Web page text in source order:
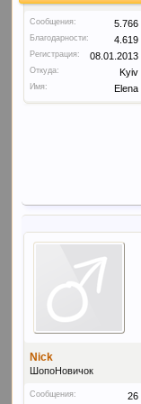
Сообщения: 5.766
Благодарности: 4.619
Регистрация: 08.01.2013
Откуда: Kyiv
Имя: Elena
Nick
ШопоНовичок
Сообщения: 26